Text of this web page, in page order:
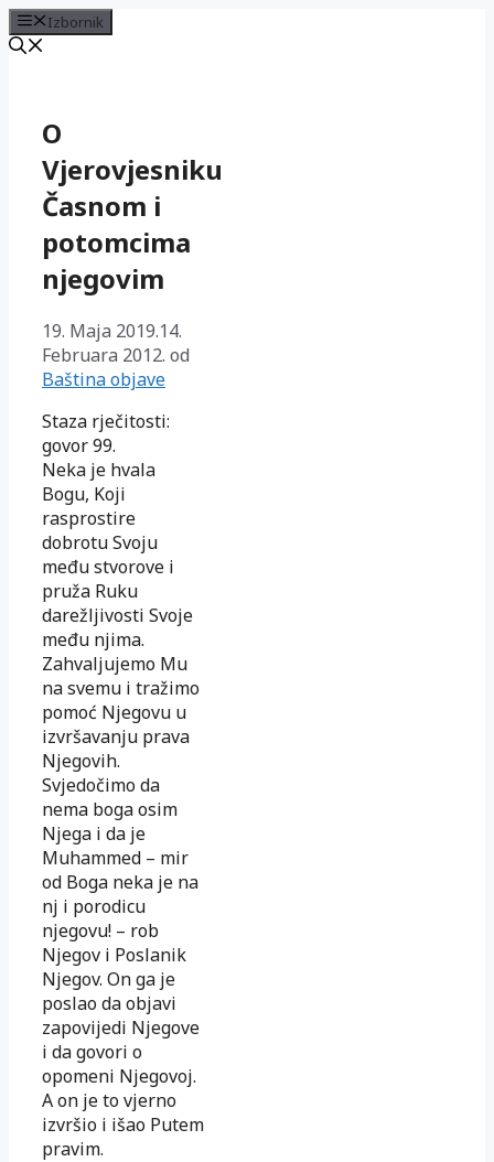
Izbornik
sadržaj
O
Vjerovjesniku
Časnom i
potomcima
njegovim
19. Maja 2019.14.
Februara 2012. od
Baština objave
Staza rječitosti:
govor 99.
Neka je hvala
Bogu, Koji
rasprostire
dobrotu Svoju
među stvorove i
pruža Ruku
darežljivosti Svoje
među njima.
Zahvaljujemo Mu
na svemu i tražimo
pomoć Njegovu u
izvršavanju prava
Njegovih.
Svjedočimo da
nema boga osim
Njega i da je
Muhammed – mir
od Boga neka je na
nj i porodicu
njegovu! – rob
Njegov i Poslanik
Njegov. On ga je
poslao da objavi
zapovijedi Njegove
i da govori o
opomeni Njegovoj.
A on je to vjerno
izvršio i išao Putem
pravim.